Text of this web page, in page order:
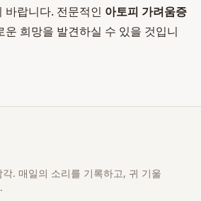
바랍니다. 전문적인 아토피 가려움증
운 희망을 발견하실 수 있을 것입니
각. 매일의 소리를 기록하고, 귀 기울